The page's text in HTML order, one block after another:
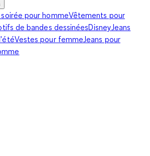
pour hommeVêtements pour
de bandes dessinéesDisneyJeans
Vestes pour femmeJeans pour